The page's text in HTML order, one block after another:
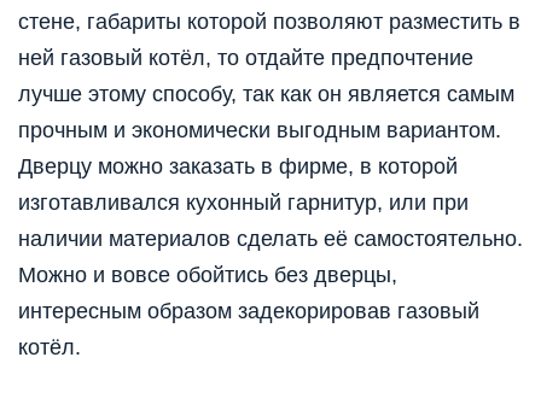
стене, габариты которой позволяют разместить в
ней газовый котёл, то отдайте предпочтение
лучше этому способу, так как он является самым
прочным и экономически выгодным вариантом.
Дверцу можно заказать в фирме, в которой
изготавливался кухонный гарнитур, или при
наличии материалов сделать её самостоятельно.
Можно и вовсе обойтись без дверцы,
интересным образом задекорировав газовый
котёл.